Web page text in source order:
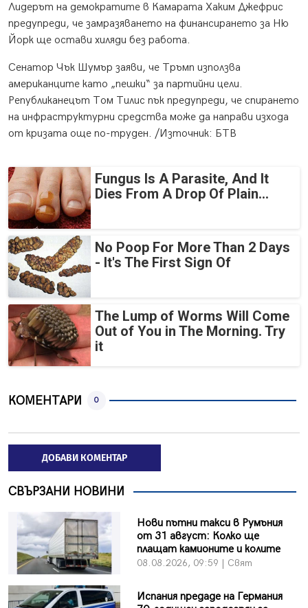
Лидерът на демократите в Камарата Хаким Джефрис
предупреди, че замразяването на финансирането за Ню
Йорк ще остави хиляди без работа.
Сенатор Чък Шумър заяви, че Тръмп използва
американците като „пешки“ за партийни цели.
Републиканецът Том Тилис пък предупреди, че спирането
на инфраструктурни средства може да направи изхода
от кризата още по-труден. /Източник: БТВ
Fungus Is A Parasite, And It
Dies From A Drop Of Plain...
No Poop For More Than 2 Days
- It's The First Sign Of
The Lump of Worms Will Come
Out of You in The Morning. Try
it
КОМЕНТАРИ 0
ДОБАВИ КОМЕНТАР
СВЪРЗАНИ НОВИНИ
Нови пътни такси в Румъния
от 31 август: Колко ще
плащат камионите и колите
08.08.2026, 09:59 | Свят
Испания предаде на Германия